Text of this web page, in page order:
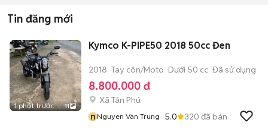
Tin đăng mới
1 phút trước 11
Kymco K-PIPE50 2018 50cc Đen
2018 Tay côn/Moto Dưới 50 cc Đã sử dụng
8.800.000 đ
Xã Tân Phú
nNguyen Van Trung 5.0 320 đã bán